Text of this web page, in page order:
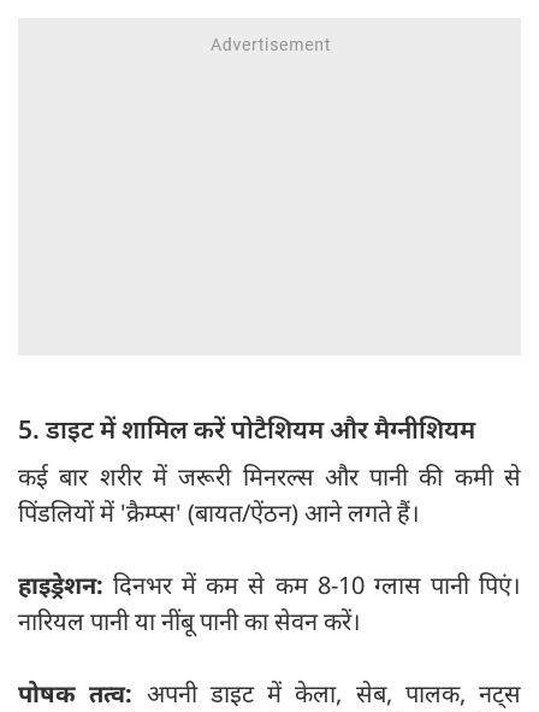
5. डाइट में शामिल करें पोटैशियम और मैग्नीशियम
कई बार शरीर में जरूरी मिनरल्स और पानी की कमी से
पिंडलियों में 'क्रैम्प्स' (बायत/ऐंठन) आने लगते हैं।
हाइड्रेशन:दिनभर में कम से कम 8-10 ग्लास पानी पिएं।
नारियल पानी या नींबू पानी का सेवन करें।
पोषक तत्व: अपनी डाइट में केला, सेब, पालक, नट्स